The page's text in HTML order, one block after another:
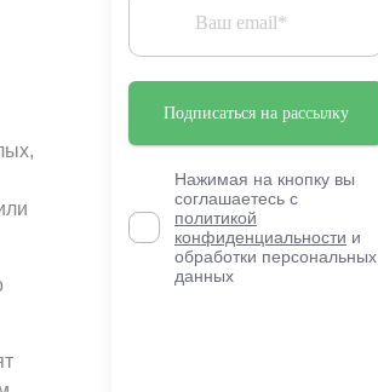
Нажимая на кнопку вы
соглашаетесь с
политикой
конфиденциальности и
обработки персональных
данных